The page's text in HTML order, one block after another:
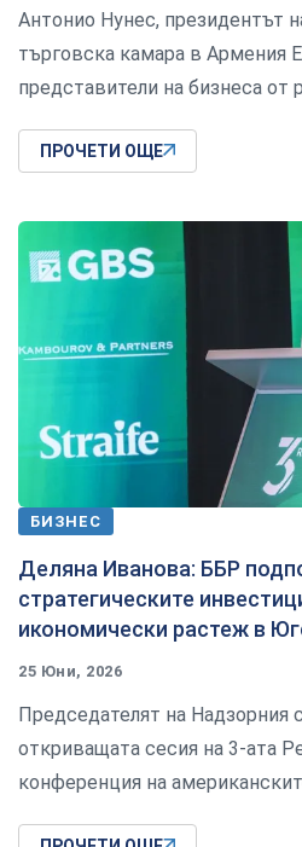
Антонио Нунес, президентът
търговска камара в Армения
представители на бизнеса от
ПРОЧЕТИ ОЩЕ
БИЗНЕС
Деляна Иванова: ББР
стратегическите
икономически растеж в
25 Юни, 2026
Председателят на Надзорния
откриващата сесия на 3-ата
конференция на